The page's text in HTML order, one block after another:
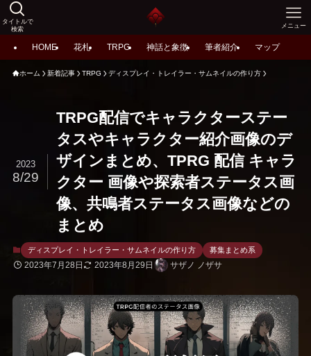
タイトルで
検索
メニュー
HOME 花札 TRPG 神話と象徴 筆者紹介 マップ
ホーム 新着記事 TRPG ディスプレイ・トレイラー・サムネイルの作り方
TRPG配信でキャラクターステー
タスやキャラクター紹介画像のデ
ザインまとめ、TPRG 配信 キャラ
クター 画像や探索者ステータス画
像、共鳴者ステータス画像などの
まとめ
2023
8/29
ディスプレイ・トレイラー・サムネイルの作り方 募集まとめ系
2023年7月28日 2023年8月29日 サザノ ノザサ